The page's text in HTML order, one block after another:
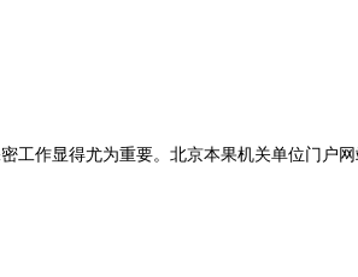
工作显得尤为重要。北京本果机关单位门户